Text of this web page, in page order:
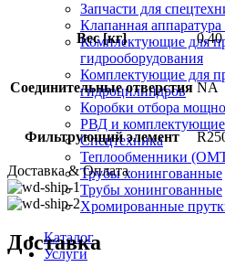
Запчасти для
Клапанная
Комплектующие для
гидрооборудования
Комплектующие для
гидроцилиндров
Коробки отбора
РВД и комплектующие
Спецтехника
Теплообменники
Трубы хонингованные
Трубы хонингованные
Хромированные
Каталог
Услуги
Вес [кг] 0.40
Соединительные отверстия NA
Фильтрующий элемент
Доставка & Оплата
Доставка